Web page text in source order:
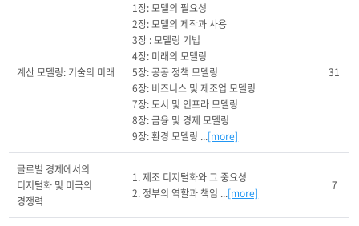
계산 모델링: 기술의 미래
1장: 모델의 필요성
2장: 모델의 제작과 사용
3장 : 모델링 기법
4장: 미래의 모델링
5장: 공공 정책 모델링
6장: 비즈니스 및 제조업 모델링
7장: 도시 및 인프라 모델링
8장: 금융 및 경제 모델링
9장: 환경 모델링 ...[more]
31
글로벌 경제에서의
디지털화 및 미국의
경쟁력
1. 제조 디지털화와 그 중요성
2. 정부의 역할과 책임 ...[more]
7